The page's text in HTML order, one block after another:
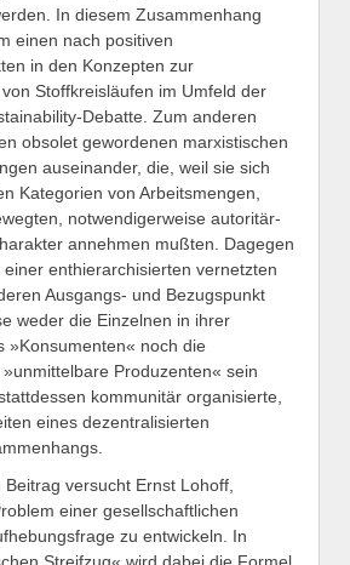
In diesem Zusammenhang
einen nach positiven
in den Konzepten zur
Stoffkreisläufen im Umfeld der
Debatte. Zum anderen
obsolet gewordenen marxistischen
auseinander, die, weil sie sich
Kategorien von Arbeitsmengen,
notwendigerweise autoritär-
annehmen mußten. Dagegen
enthierarchisierten vernetzten
Ausgangs- und Bezugspunkt
weder die Einzelnen in ihrer
»Konsumenten« noch die
Produzenten« sein
kommunitär organisierte,
eines dezentralisierten
Beitrag versucht Ernst Lohoff,
einer gesellschaftlichen
zu entwickeln. In